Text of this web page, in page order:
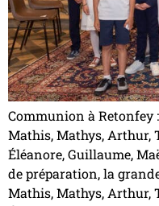
Communion à Retonfey
Mathis, Mathys, Arthur,
Éléanore, Guillaume,
de préparation, la
Mathis, Mathys, Arthur,